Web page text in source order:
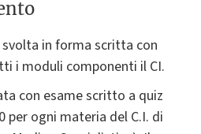
svolta in forma scritta con
i moduli componenti il CI.
con esame scritto a quiz
per ogni materia del C.I. di